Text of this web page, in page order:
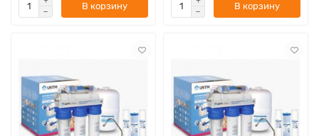
В корзину В корзину